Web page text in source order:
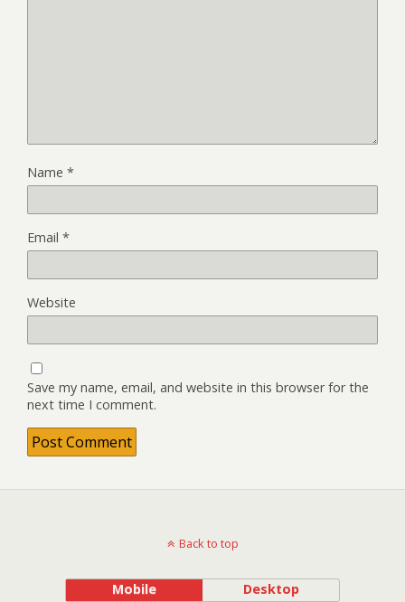
Name *
Email *
Website
Save my name, email, and website in this browser for the
next time I comment.
Back to top
Mobile Desktop